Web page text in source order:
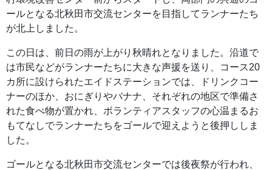
ールとなる北秋田市交流センターを目指してランナーたち
が北上しました。
この日は、前日の雨が上がり秋晴れとなりました。沿道で
は市民などがランナーたちに大きな声援を送り、コース20
カ所に設けられたエイドステーションでは、ドリンクコー
ナーのほか、おにぎりやバナナ、それぞれの地区で準備さ
れた食べ物が置かれ、ボランティアスタッフの心温まるお
もてなしでランナーたちをゴールで迎えようと後押ししま
した。
ゴールとなる北秋田市交流センターでは後夜祭が行われ、